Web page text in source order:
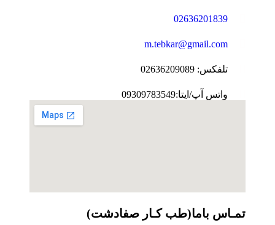
02636201839
m.tebkar@gmail.com
تلفکس: 02636209089
واتس آپ/ایتا:09309783549
تمـاس باما(طب کـار صفادشت)